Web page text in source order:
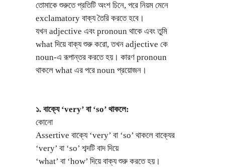
তোমাকে শুরুতে প্রতিটি অংশ চিনে, পরে নিয়ম মেনে
exclamatory বাক্য তৈরি করতে হবে।
যখন adjective এবং pronoun থাকে এবং তুমি
what দিয়ে বাক্য শুরু করো, তখন adjective কে
noun-এ রূপান্তর করতে হয়। কারণ pronoun
থাকলে what এর পরে noun প্রয়োজন।
১. বাক্যে ‘very’ বা ‘so’ থাকলে:
কোনো
Assertive বাক্যে ‘very’ বা ‘so’ থাকলে বাক্যের
‘very’ বা ‘so’ শব্দটি বাদ দিয়ে
‘what’ বা ‘how’ দিয়ে বাক্য শুরু করতে হয়।